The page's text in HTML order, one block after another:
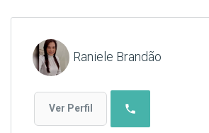
Raniele Brandão
Ver Perfil phone